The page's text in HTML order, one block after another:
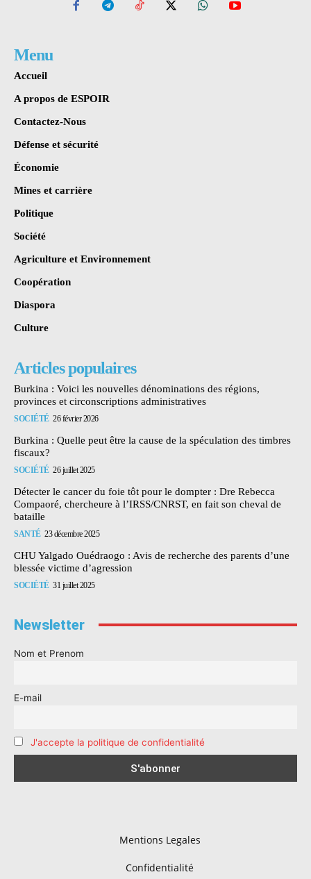
Menu
Accueil
A propos de ESPOIR
Contactez-Nous
Défense et sécurité
Économie
Mines et carrière
Politique
Société
Agriculture et Environnement
Coopération
Diaspora
Culture
Articles populaires
Burkina : Voici les nouvelles dénominations des régions,
provinces et circonscriptions administratives
SOCIÉTÉ 26 février 2026
Burkina : Quelle peut être la cause de la spéculation des timbres
fiscaux?
SOCIÉTÉ 26 juillet 2025
Détecter le cancer du foie tôt pour le dompter : Dre Rebecca
Compaoré, chercheure à l’IRSS/CNRST, en fait son cheval de
bataille
SANTÉ 23 décembre 2025
CHU Yalgado Ouédraogo : Avis de recherche des parents d’une
blessée victime d’agression
SOCIÉTÉ 31 juillet 2025
Newsletter
Nom et Prenom
E-mail
J'accepte la politique de confidentialité
Mentions Legales
Confidentialité